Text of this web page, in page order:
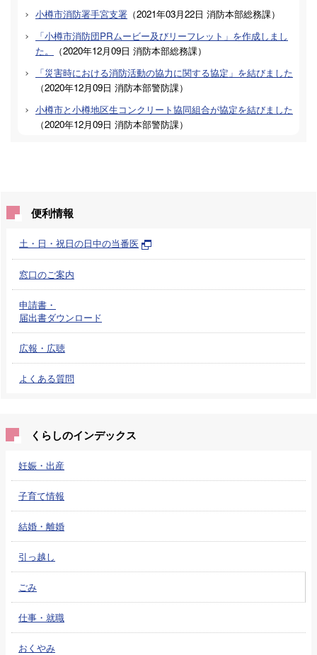
小樽市消防署手宮支署 （2021年03月22日 消防本部総務課）
「小樽市消防団PRムービー及びリーフレット」を作成しまし
た。
（2020年12月09日 消防本部総務課）
「災害時における消防活動の協力に関する協定」を結びました
（2020年12月09日 消防本部警防課）
小樽市と小樽地区生コンクリート協同組合が協定を結びました
（2020年12月09日 消防本部警防課）
便利情報
土・日・祝日の日中の当番医
窓口のご案内
申請書・
届出書ダウンロード
広報・広聴
よくある質問
くらしのインデックス
妊娠・出産
子育て情報
結婚・離婚
引っ越し
ごみ
仕事・就職
おくやみ